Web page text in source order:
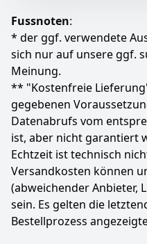
Zum
benutzerfreundliche
auf deine
zu – einfach und direkt.
Streaming per
Prime Video, YouTube
auf der
Smartportal navigierst
Lieblings-Apps –
Umwege.
App Store für mehr
Auswahl an im App
und erweitere so
Der integrierte App
Vielzahl von Apps, die
Lieblingsinhalte
Fussnoten:
* der ggf. verwendete
sich nur auf unsere ggf.
Meinung.
** "Kostenfreie
gegebenen
Datenabrufs vom
ist, aber nicht garantiert
Echtzeit ist technisch
Versandkosten können
(abweichender Anbieter,
sein. Es gelten die
Bestellprozess